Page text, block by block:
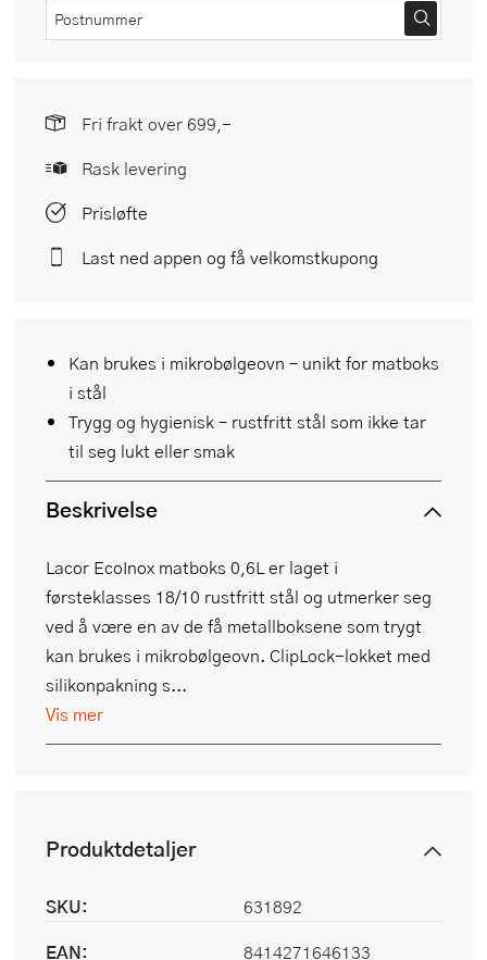
Kan brukes i mikrobølgeovn – unikt for matboks
i stål
Trygg og hygienisk – rustfritt stål som ikke tar
til seg lukt eller smak
Beskrivelse
Lacor EcoInox matboks 0,6L er laget i
førsteklasses 18/10 rustfritt stål og utmerker seg
ved å være en av de få metallboksene som trygt
kan brukes i mikrobølgeovn. ClipLock-lokket med
silikonpakning s...
Vis mer
Fri frakt over 699,-
Rask levering
Prisløfte
Last ned appen og få velkomstkupong
Produktdetaljer
SKU:
631892
EAN:
8414271646133